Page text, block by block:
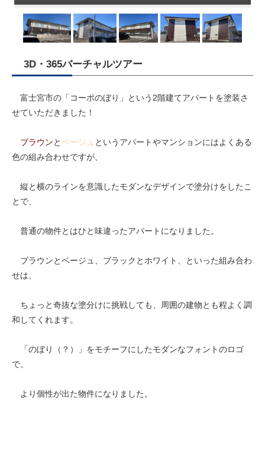
3D・365バーチャルツアー
富士宮市の「コーポのぼり」という2階建てアパートを塗装さ
せていただきました！
ブラウンとベージュ というアパートやマンションにはよくある
色の組み合わせですが、
縦と横のラインを意識したモダンなデザインで塗分けをしたこ
とで、
普通の物件とはひと味違ったアパートになりました。
ブラウンとベージュ、ブラックとホワイト、といった組み合わ
せは、
ちょっと奇抜な塗分けに挑戦しても、周囲の建物とも程よく調
和してくれます。
「のぼり（？）」をモチーフにしたモダンなフォントのロゴ
で、
より個性が出た物件になりました。